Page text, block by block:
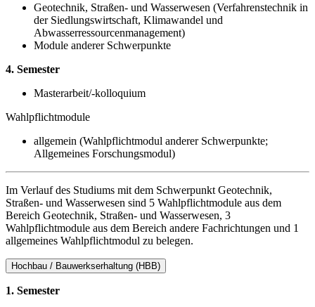
Geotechnik, Straßen- und Wasserwesen (Verfahrenstechnik in
der Siedlungswirtschaft, Klimawandel und
Abwasserressourcenmanagement)
Module anderer Schwerpunkte
4. Semester
Masterarbeit/-kolloquium
Wahlpflichtmodule
allgemein (Wahlpflichtmodul anderer Schwerpunkte;
Allgemeines Forschungsmodul)
Im Verlauf des Studiums mit dem Schwerpunkt Geotechnik,
Straßen- und Wasserwesen sind 5 Wahlpflichtmodule aus dem
Bereich Geotechnik, Straßen- und Wasserwesen, 3
Wahlpflichtmodule aus dem Bereich andere Fachrichtungen und 1
allgemeines Wahlpflichtmodul zu belegen.
Hochbau / Bauwerkserhaltung (HBB)
1. Semester